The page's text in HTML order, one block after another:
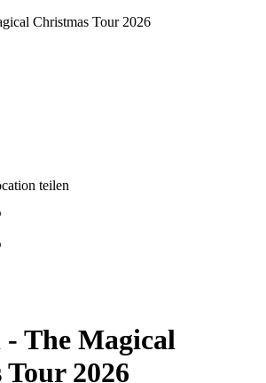
teilen
The Magical
2026